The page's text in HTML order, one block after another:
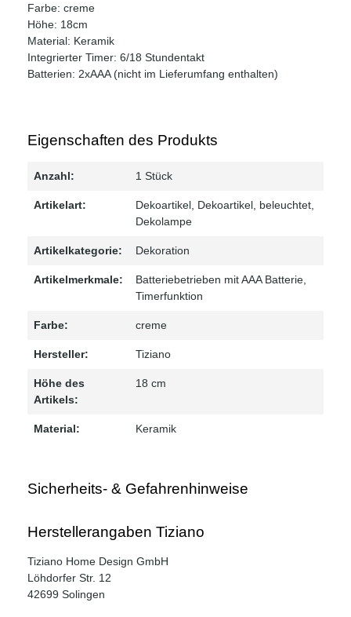
Farbe: creme
Höhe: 18cm
Material: Keramik
Integrierter Timer: 6/18 Stundentakt
Batterien: 2xAAA (nicht im Lieferumfang enthalten)
Eigenschaften des Produkts
Anzahl: 1 Stück
Artikelart: Dekoartikel , Dekoartikel, beleuchtet
Dekolampe
Artikelkategorie: Dekoration
Artikelmerkmale: Batteriebetrieben mit AAA Batterie
Timerfunktion
Farbe: creme
Hersteller: Tiziano
Höhe des
Artikels:
18 cm
Material: Keramik
Sicherheits- & Gefahrenhinweise
Herstellerangaben Tiziano
Tiziano Home Design GmbH
Löhdorfer Str. 12
42699 Solingen